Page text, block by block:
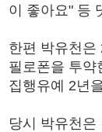
이 좋아요" 등
한편 박유천은
필로폰을 투약
집행유예 2년
당시 박유천은